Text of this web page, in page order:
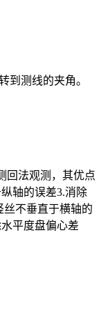
到测线的夹角。
回法观测，其优点
轴的误差3.消除
丝不垂直于横轴的
平度盘偏心差